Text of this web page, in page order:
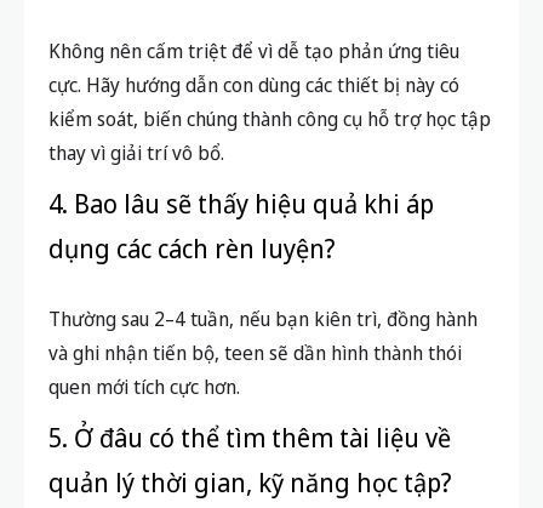
Không nên cấm triệt để vì dễ tạo phản ứng tiêu
cực. Hãy hướng dẫn con dùng các thiết bị này có
kiểm soát, biến chúng thành công cụ hỗ trợ học tập
thay vì giải trí vô bổ.
4. Bao lâu sẽ thấy hiệu quả khi áp
dụng các cách rèn luyện?
Thường sau 2–4 tuần, nếu bạn kiên trì, đồng hành
và ghi nhận tiến bộ, teen sẽ dần hình thành thói
quen mới tích cực hơn.
5. Ở đâu có thể tìm thêm tài liệu về
quản lý thời gian, kỹ năng học tập?